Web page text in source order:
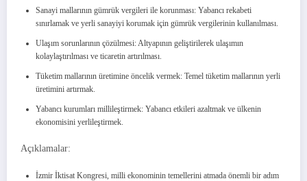
Sanayi mallarının gümrük vergileri ile korunması: Yabancı rekabeti
sınırlamak ve yerli sanayiyi korumak için gümrük vergilerinin kullanılması.
Ulaşım sorunlarının çözülmesi: Altyapının geliştirilerek ulaşımın
kolaylaştırılması ve ticaretin artırılması.
Tüketim mallarının üretimine öncelik vermek: Temel tüketim mallarının yerli
üretimini artırmak.
Yabancı kurumları millileştirmek: Yabancı etkileri azaltmak ve ülkenin
ekonomisini yerlileştirmek.
Açıklamalar:
İzmir İktisat Kongresi, milli ekonominin temellerini atmada önemli bir adım